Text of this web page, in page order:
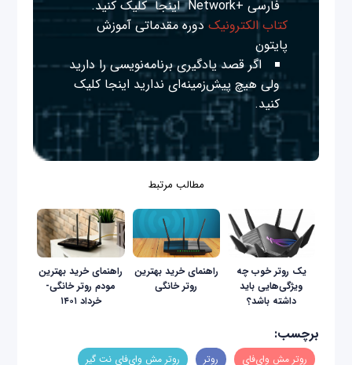
فارسی +Network
اینجا کلیک کنید.
کتاب الکترونیک دوره مقدماتی آموزش
پایتون
اگر قصد یادگیری برنامه‌نویسی را دارید
ولی هیچ پیش‌زمینه‌ای نداریداینجا کلیک
کنید.
مطالب مرتبط
یک روتر خوب چه
ویژگی‌هایی باید
داشته باشد؟
راهنمای خرید بهترین
روتر خانگی
راهنمای خريد بهترين
مودم روتر خانگی-
خرداد ۱۴۰۱
برچسب:
روتر مش وای‌فای روتر روتر مش وای‌فای نت گیر